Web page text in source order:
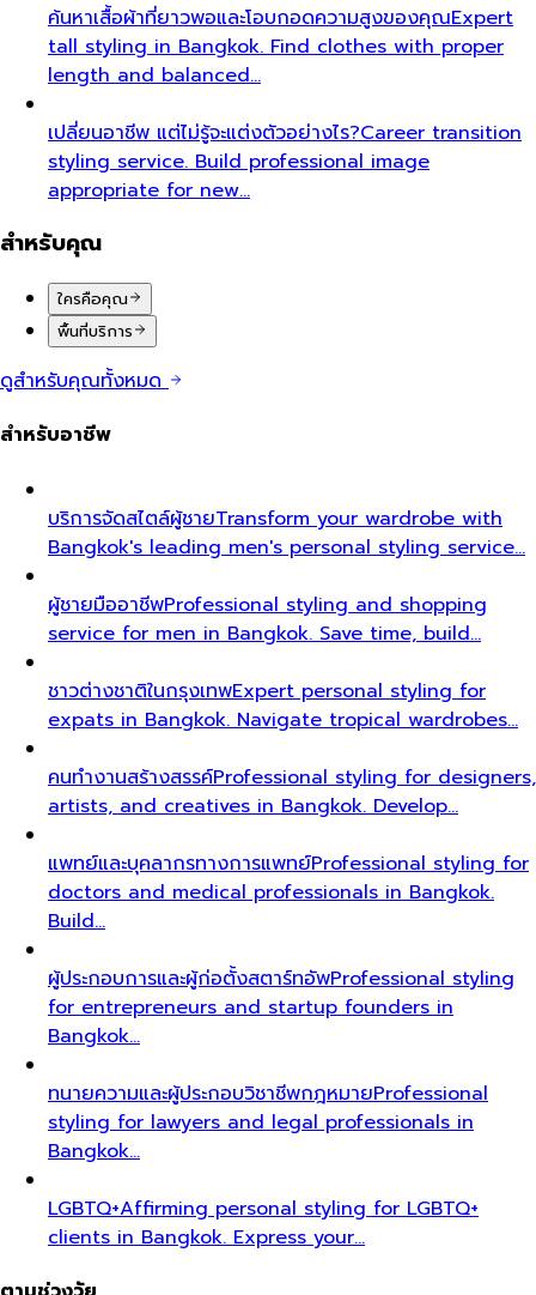
ค้นหาเสื้อผ้าที่ยาวพอและโอบกอดความสูงของคุณExpert
tall styling in Bangkok. Find clothes with proper
length and balanced…
เปลี่ยนอาชีพ แต่ไม่รู้จะแต่งตัวอย่างไร?Career transition
styling service. Build professional image
appropriate for new…
สำหรับคุณ
ใครคือคุณ
พื้นที่บริการ
ดูสำหรับคุณทั้งหมด
สำหรับอาชีพ
บริการจัดสไตล์ผู้ชายTransform your wardrobe with
Bangkok's leading men's personal styling service…
ผู้ชายมืออาชีพProfessional styling and shopping
service for men in Bangkok. Save time, build…
ชาวต่างชาติในกรุงเทพExpert personal styling for
expats in Bangkok. Navigate tropical wardrobes…
คนทำงานสร้างสรรค์Professional styling for designers,
artists, and creatives in Bangkok. Develop…
แพทย์และบุคลากรทางการแพทย์Professional styling for
doctors and medical professionals in Bangkok.
Build…
ผู้ประกอบการและผู้ก่อตั้งสตาร์ทอัพProfessional styling
for entrepreneurs and startup founders in
Bangkok…
ทนายความและผู้ประกอบวิชาชีพกฎหมายProfessional
styling for lawyers and legal professionals in
Bangkok…
LGBTQ+Affirming personal styling for LGBTQ+
clients in Bangkok. Express your…